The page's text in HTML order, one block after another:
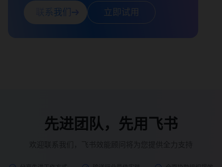
联系我们 立即试用
先进团队，先用飞书